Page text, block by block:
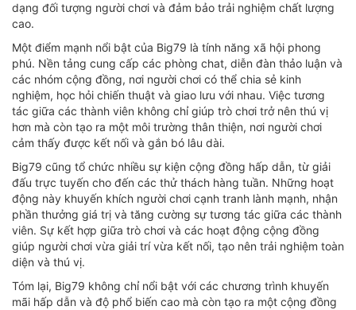
dạng đối tượng người chơi và đảm bảo trải nghiệm chất lượng
cao.
Một điểm mạnh nổi bật của Big79 là tính năng xã hội phong
phú. Nền tảng cung cấp các phòng chat, diễn đàn thảo luận và
các nhóm cộng đồng, nơi người chơi có thể chia sẻ kinh
nghiệm, học hỏi chiến thuật và giao lưu với nhau. Việc tương
tác giữa các thành viên không chỉ giúp trò chơi trở nên thú vị
hơn mà còn tạo ra một môi trường thân thiện, nơi người chơi
cảm thấy được kết nối và gắn bó lâu dài.
Big79 cũng tổ chức nhiều sự kiện cộng đồng hấp dẫn, từ giải
đấu trực tuyến cho đến các thử thách hàng tuần. Những hoạt
động này khuyến khích người chơi cạnh tranh lành mạnh, nhận
phần thưởng giá trị và tăng cường sự tương tác giữa các thành
viên. Sự kết hợp giữa trò chơi và các hoạt động cộng đồng
giúp người chơi vừa giải trí vừa kết nối, tạo nên trải nghiệm toàn
diện và thú vị.
Tóm lại, Big79 không chỉ nổi bật với các chương trình khuyến
mãi hấp dẫn và độ phổ biến cao mà còn tạo ra một cộng đồng